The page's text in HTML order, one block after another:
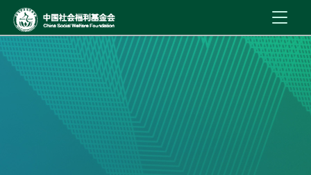
首 页
新闻资讯
机构介绍